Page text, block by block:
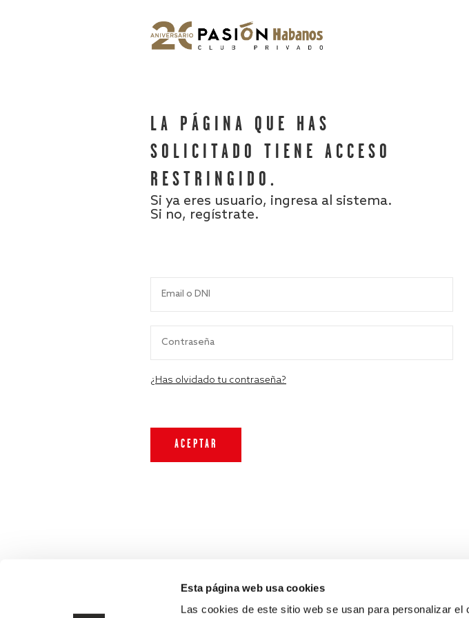
Esta página web usa cookies
Las cookies de este sitio web se usan para personalizar
LA PÁGINA QUE HAS
SOLICITADO TIENE ACCESO
RESTRINGIDO.
Si ya eres usuario, ingresa al sistema.
Si no, regístrate.
¿Has olvidado tu contraseña?